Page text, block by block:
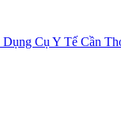
Dụng Cụ Y Tế Cần